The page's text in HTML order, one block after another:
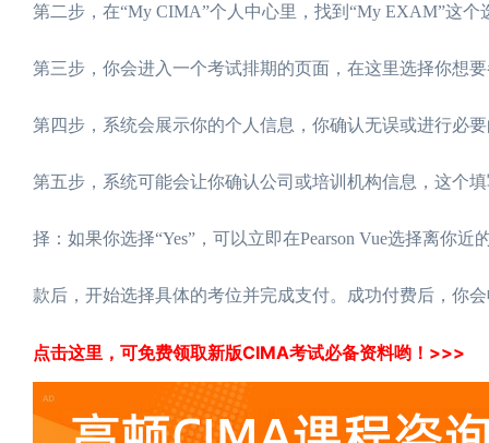
第二步，在“My CIMA”个人中心里，找到“My EXAM”这个
第三步，你会进入一个考试排期的页面，在这里选择你想
第四步，系统会展示你的个人信息，你确认无误或进行必
第五步，系统可能会让你确认公司或培训机构信息，这个
择：如果你选择“Yes”，可以立即在Pearson Vue选择离你
款后，开始选择具体的考位并完成支付。成功付费后，你
点击这里，可免费领取新版CIMA考试必备资料哟！>>>